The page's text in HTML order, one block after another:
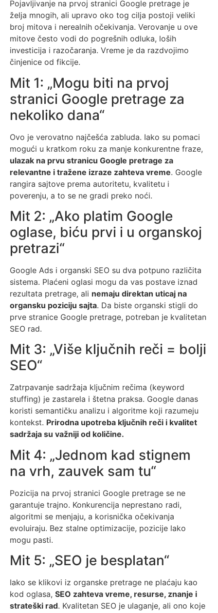
Pojavljivanje na prvoj stranici Google pretrage je
želja mnogih, ali upravo oko tog cilja postoji veliki
broj mitova i nerealnih očekivanja. Verovanje u ove
mitove često vodi do pogrešnih odluka, loših
investicija i razočaranja. Vreme je da razdvojimo
činjenice od fikcije.
Mit 1: „Mogu biti na prvoj
stranici Google pretrage za
nekoliko dana“
Ovo je verovatno najčešća zabluda. Iako su pomaci
mogući u kratkom roku za manje konkurentne fraze,
ulazak na prvu stranicu Google pretrage za
relevantne i tražene izraze zahteva vreme. Google
rangira sajtove prema autoritetu, kvalitetu i
poverenju, a to se ne gradi preko noći.
Mit 2: „Ako platim Google
oglase, biću prvi i u organskoj
pretrazi“
Google Ads i organski SEO su dva potpuno različita
sistema. Plaćeni oglasi mogu da vas postave iznad
rezultata pretrage, ali nemaju direktan uticaj na
organsku poziciju sajta. Da biste organski stigli do
prve stranice Google pretrage, potreban je kvalitetan
SEO rad.
Mit 3: „Više ključnih reči = bolji
SEO“
Zatrpavanje sadržaja ključnim rečima (keyword
stuffing) je zastarela i štetna praksa. Google danas
koristi semantičku analizu i algoritme koji razumeju
kontekst. Prirodna upotreba ključnih reči i kvalitet
sadržaja su važniji od količine.
Mit 4: „Jednom kad stignem
na vrh, zauvek sam tu“
Pozicija na prvoj stranici Google pretrage se ne
garantuje trajno. Konkurencija neprestano radi,
algoritmi se menjaju, a korisnička očekivanja
evoluiraju. Bez stalne optimizacije, pozicije lako
mogu pasti.
Mit 5: „SEO je besplatan“
Iako se klikovi iz organske pretrage ne plaćaju kao
kod oglasa, SEO zahteva vreme, resurse, znanje i
strateški rad. Kvalitetan SEO je ulaganje, ali ono koje